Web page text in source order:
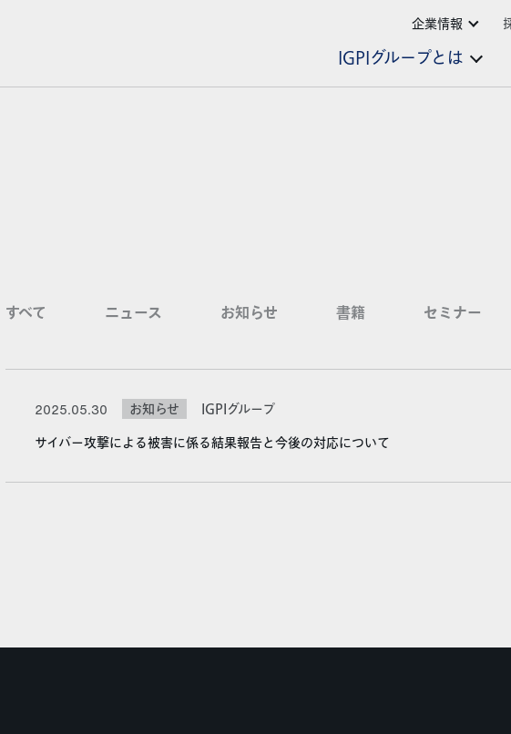
IGPIグループとは
企業情報
すべて ニュース お知らせ 書籍 セミナー
2025.05.30 お知らせ
IGPIグループ
サイバー攻撃による被害に係る結果報告と今後の対応について